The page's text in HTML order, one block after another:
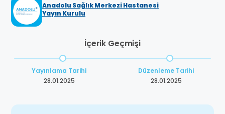
Anadolu Sağlık Merkezi Hastanesi
Yayın Kurulu
İçerik Geçmişi
Yayınlama Tarihi
28.01.2025
Düzenleme Tarihi
28.01.2025